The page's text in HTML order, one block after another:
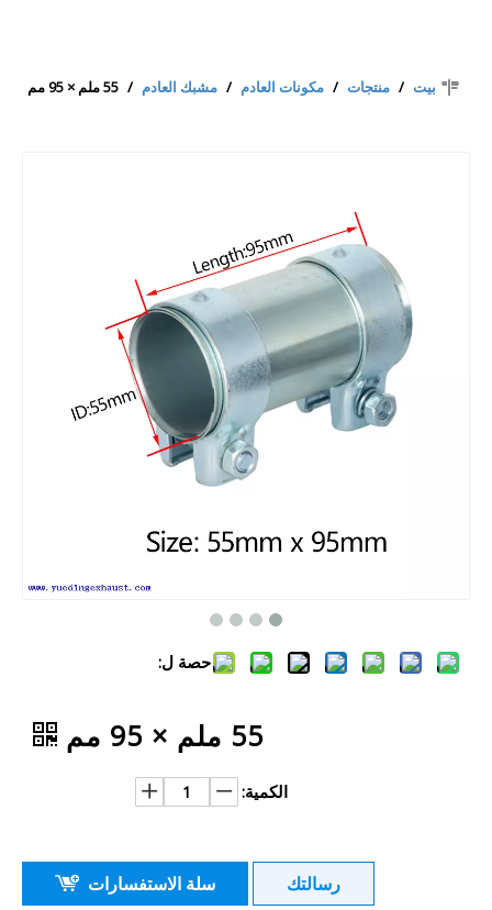
بيت / منتجات / مكونات العادم / مشبك العادم / 55 ملم × 95 مم
حصة ل:
55 ملم × 95 مم
الكمية:
رسالتك سلة الاستفسارات